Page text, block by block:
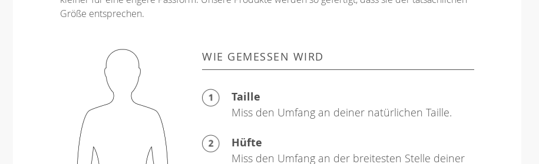
Größe entsprechen.
WIE GEMESSEN WIRD
Taille
Miss den Umfang an deiner natürlichen Taille.
Hüfte
Miss den Umfang an der breitesten Stelle deiner